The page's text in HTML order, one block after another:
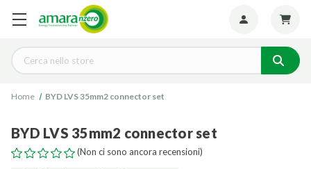
Cerca
Home BYD LVS 35mm2 connector set
BYD LVS 35mm2 connector set
(Non ci sono ancora recensioni)